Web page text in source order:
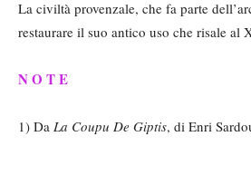
La civiltà provenzale, che fa parte
restaurare il suo antico uso che risale al
N O T E
1) Da La Coupu De Giptis, di Enri